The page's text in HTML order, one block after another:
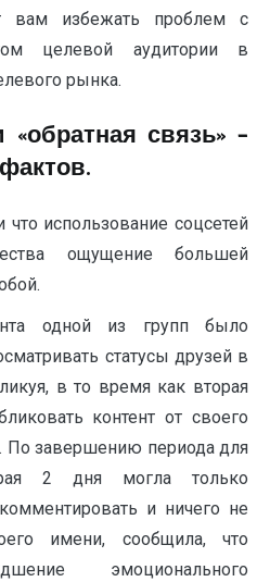
вам избежать проблем с
целевой аудитории в
рынка.
связь» –
что использование соцсетей
ощущение большей
одной из групп было
статусы друзей в
в то время как вторая
контент от своего
По завершению периода для
2 дня могла только
и ничего не
имени, сообщила, что
эмоционального